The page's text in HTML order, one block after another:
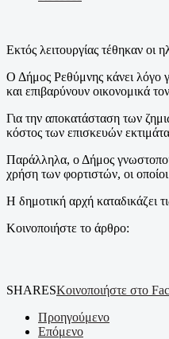
Εκτός λειτουργίας τέθηκαν οι
Ο Δήμος Ρεθύμνης κάνει λόγο
και επιβαρύνουν οικονομικά
Για την αποκατάσταση των
κόστος των επισκευών
Παράλληλα, ο Δήμος
χρήση των φορτιστών, οι
Η δημοτική αρχή καταδικάζει
Κοινοποιήστε το άρθρο:
SHARESΚοινοποιήστε στο
Προηγούμενο
Επόμενο